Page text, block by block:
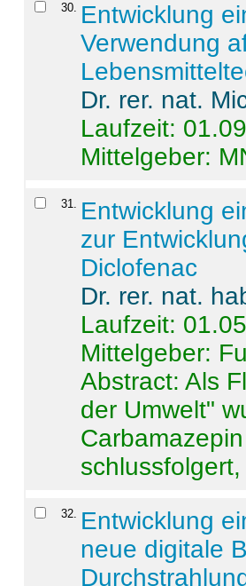
30. Entwicklung
Verwendung
Dr. rer. nat.
Laufzeit:
Mittelgeber:
31. Entwicklung
zur
Diclofenac
Dr. rer. nat.
Laufzeit:
Mittelgeber:
Abstract:Als
der Umwelt"
32. Entwicklung
neue digitale